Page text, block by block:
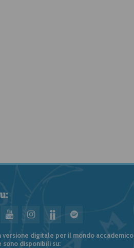
versione digitale per il mondo accademico
sono disponibili su: